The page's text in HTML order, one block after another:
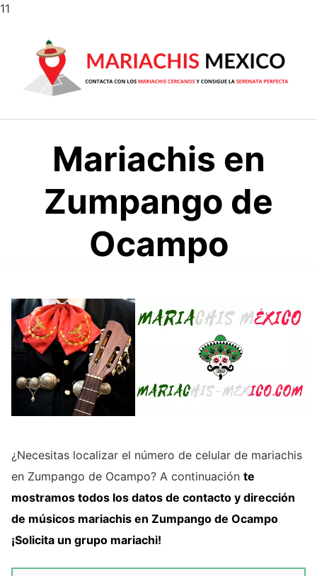
11
contenido
Mariachis en
Zumpango de
Ocampo
¿Necesitas localizar el número de celular de mariachis
en Zumpango de Ocampo? A continuación te
mostramos todos los datos de contacto y dirección
de músicos mariachis en Zumpango de Ocampo
¡Solicita un grupo mariachi!